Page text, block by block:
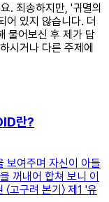
. 죄송하지만, '귀멸의
있지 않습니다. 더
물어보신 후 제가 답
시거나 다른 주제에
란?
보여주며 자신이 아들
꺼내어 합쳐 보니 이
고구려 본기〉 제1 '유